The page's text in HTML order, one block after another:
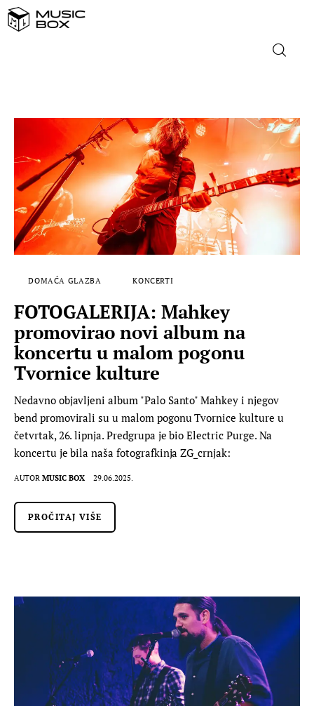
DOMAĆA GLAZBA
STRANA GLAZBA
FILM
MUSIC BOX
DOMAĆA GLAZBA KONCERTI
FOTOGALERIJA: Mahkey
promovirao novi album na
koncertu u malom pogonu
Tvornice kulture
Nedavno objavljeni album "Palo Santo" Mahkey i njegov
bend promovirali su u malom pogonu Tvornice kulture u
četvrtak, 26. lipnja. Predgrupa je bio Electric Purge. Na
koncertu je bila naša fotografkinja ZG_crnjak:
AUTOR MUSIC BOX 29.06.2025.
PROČITAJ VIŠE